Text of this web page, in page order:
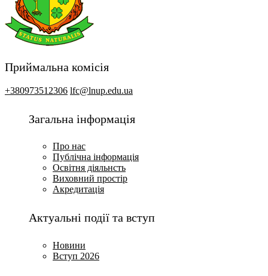
Приймальна комісія
+380973512306 lfc@lnup.edu.ua
Загальна інформація
Про нас
Публічна інформація
Освітня діяльнсть
Виховний простір
Акредитація
Актуальні події та вступ
Новини
Вступ 2026